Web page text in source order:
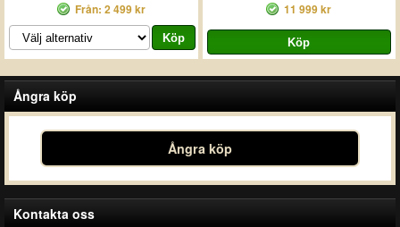
Från: 2 499 kr 11 999 kr
Ångra köp
Ångra köp
Kontakta oss